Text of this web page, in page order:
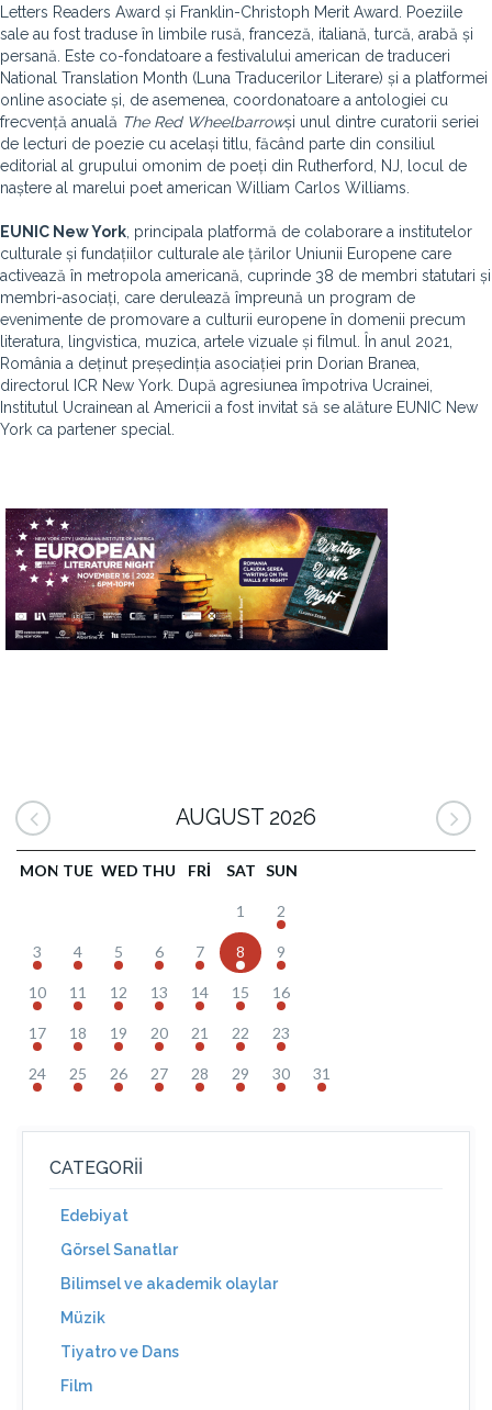
Letters Readers Award și Franklin-Christoph Merit Award. Poeziile
sale au fost traduse în limbile rusă, franceză, italiană, turcă, arabă și
persană. Este co-fondatoare a festivalului american de traduceri
National Translation Month (Luna Traducerilor Literare) și a platformei
online asociate și, de asemenea, coordonatoare a antologiei cu
frecvență anuală The Red Wheelbarrowși unul dintre curatorii seriei
de lecturi de poezie cu același titlu, făcând parte din consiliul
editorial al grupului omonim de poeți din Rutherford, NJ, locul de
naștere al marelui poet american William Carlos Williams.
EUNIC New York , principala platformă de colaborare a institutelor
culturale și fundațiilor culturale ale țărilor Uniunii Europene care
activează în metropola americană, cuprinde 38 de membri statutari și
membri-asociați, care derulează împreună un program de
evenimente de promovare a culturii europene în domenii precum
literatura, lingvistica, muzica, artele vizuale și filmul. În anul 2021,
România a deținut președinția asociației prin Dorian Branea,
directorul ICR New York. După agresiunea împotriva Ucrainei,
Institutul Ucrainean al Americii a fost invitat să se alăture EUNIC New
York ca partener special.
AUGUST 2026
MON TUE WED THU FRI SAT SUN
1 2
3 4 5 6 7 8 9
10 11 12 13 14 15 16
17 18 19 20 21 22 23
24 25 26 27 28 29 30 31
CATEGORII
Edebiyat
Görsel Sanatlar
Bilimsel ve akademik olaylar
Müzik
Tiyatro ve Dans
Film